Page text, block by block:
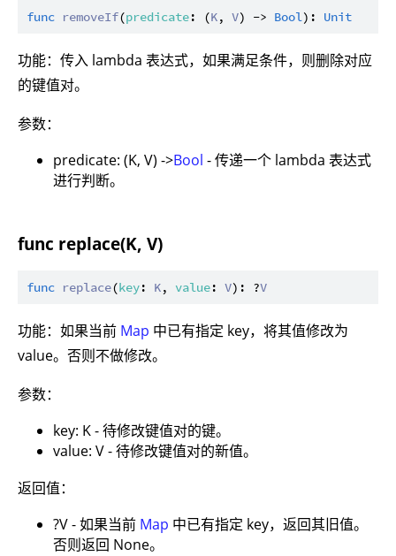
func removeIf(predicate: (K, V) -> Bool): Unit
功能：传入 lambda 表达式，如果满足条件，则删除对应
的键值对。
参数：
predicate: (K, V) ->Bool - 传递一个 lambda 表达式
进行判断。
func replace(K, V)
func replace(key: K, value: V): ?V
功能：如果当前 Map 中已有指定 key，将其值修改为
value。否则不做修改。
参数：
key: K - 待修改键值对的键。
value: V - 待修改键值对的新值。
返回值：
?V - 如果当前 Map 中已有指定 key，返回其旧值。
否则返回 None。